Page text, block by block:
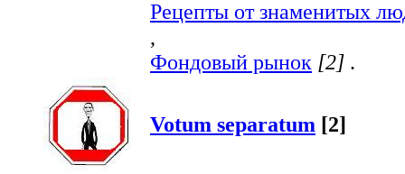
Рецепты от знаменитых
,
Фондовый рынок [2] .
Votum separatum [2]